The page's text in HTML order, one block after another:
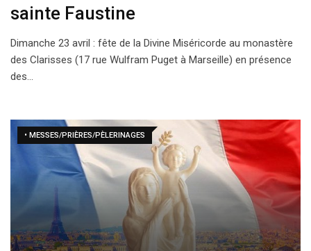
sainte Faustine
Dimanche 23 avril : fête de la Divine Miséricorde au monastère
des Clarisses (17 rue Wulfram Puget à Marseille) en présence
des…
• MESSES/PRIÈRES/PÈLERINAGES